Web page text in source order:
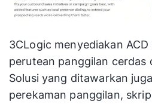
3CLogic menyediakan
perutean panggilan cerdas
Solusi yang ditawarkan
perekaman panggilan,